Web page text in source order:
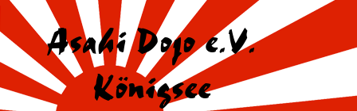
Asahi Dojo e.V.
Königsee